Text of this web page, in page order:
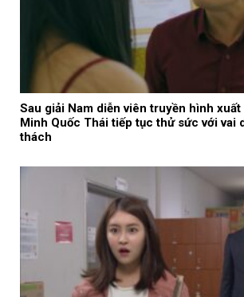
Sau giải Nam diễn viên truyền hình
Minh Quốc Thái tiếp tục thử sức với vai
thách